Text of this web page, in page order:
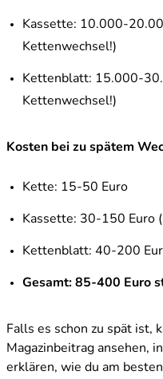
Kassette: 10.000-
Kettenwechsel!)
Kettenblatt: 15.000-
Kettenwechsel!)
Kosten bei zu spätem
Kette: 15-50 Euro
Kassette: 30-150 Euro
Kettenblatt: 40-200
Gesamt: 85-400 Euro
Falls es schon zu spät ist,
Magazinbeitrag ansehen,
erklären, wie du am